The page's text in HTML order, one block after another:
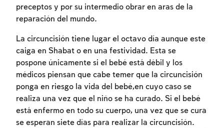
preceptos y por su intermedio obrar en aras de la
reparación del mundo.
La circuncisión tiene lugar el octavo día aunque este
caiga en Shabat o en una festividad. Esta se
pospone únicamente si el bebé está débil y los
médicos piensan que cabe temer que la circuncisión
ponga en riesgo la vida del bebé,en cuyo caso se
realiza una vez que el niño se ha curado. Si el bebé
está enfermo en todo su cuerpo, una vez que se cura
se esperan siete días para realizar la circuncisión.